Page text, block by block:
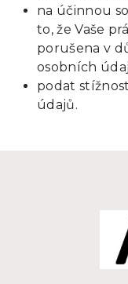
na účinnou
to, že Vaše
porušena v
osobních
podat
údajů.